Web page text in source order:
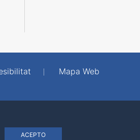
Mapa Web
ACEPTO